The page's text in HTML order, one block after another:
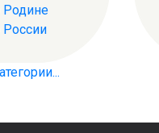
Родине
России